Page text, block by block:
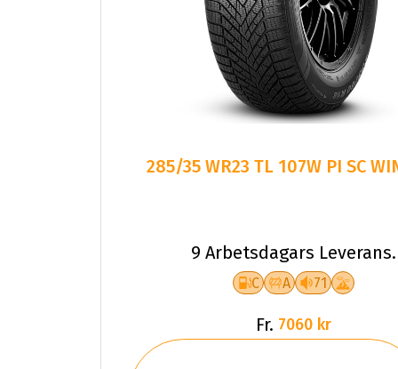
285/35 WR23 TL 107W PI SC
9 Arbetsdagars Leverans.
C A 71
Fr. 7060 kr